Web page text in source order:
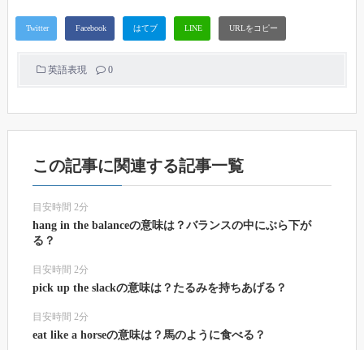
英語表現 0
この記事に関連する記事一覧
目安時間 2分
hang in the balanceの意味は？バランスの中にぶら下が
る？
目安時間 2分
pick up the slackの意味は？たるみを持ちあげる？
目安時間 2分
eat like a horseの意味は？馬のように食べる？